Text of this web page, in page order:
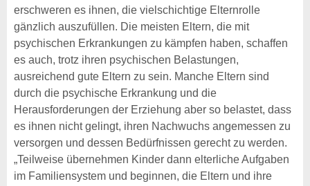
erschweren es ihnen, die vielschichtige Elternrolle
gänzlich auszufüllen. Die meisten Eltern, die mit
psychischen Erkrankungen zu kämpfen haben, schaffen
es auch, trotz ihren psychischen Belastungen,
ausreichend gute Eltern zu sein. Manche Eltern sind
durch die psychische Erkrankung und die
Herausforderungen der Erziehung aber so belastet, dass
es ihnen nicht gelingt, ihren Nachwuchs angemessen zu
versorgen und dessen Bedürfnissen gerecht zu werden.
„Teilweise übernehmen Kinder dann elterliche Aufgaben
im Familiensystem und beginnen, die Eltern und ihre